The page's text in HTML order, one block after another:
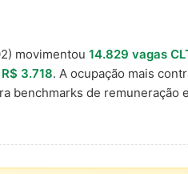
movimentou 14.829 vagas
R$ 3.718. A ocupação mais
benchmarks de remuneração e